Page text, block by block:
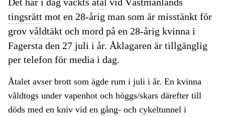
tingsrätt mot en 28-årig man som är misstänkt för
grov våldtäkt och mord på en 28-årig kvinna i
Fagersta den 27 juli i år. Åklagaren är tillgänglig
per telefon för media i dag.
Åtalet avser brott som ägde rum i juli i år. En kvinna
våldtogs under vapenhot och höggs/skars därefter till
döds med en kniv vid en gång- och cykeltunnel i